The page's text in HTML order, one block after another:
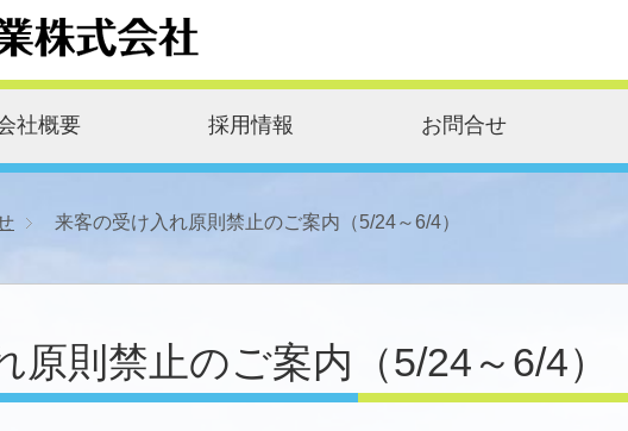
社概要 採用情報 お問合せ
来客の受け入れ原則禁止のご案内（5/24～6/4）
原則禁止のご案内（5/24～6/4）